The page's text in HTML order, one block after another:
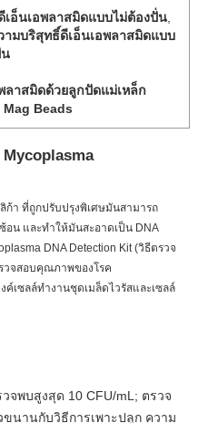
เอ็นเอพลาสมิดแบบไม่ต้องปั่น
ามบริสุทธิ์ดีเอ็นเอพลาสมิดแบบ
น
ลาสมิดด้วยลูกปัดแม่เหล็ก
Beads
ก้า ที่ถูกปรับปรุงพิเศษมันสามารถ
น และทําให้มันสะอาดเป็น DNA
DNA Detection Kit (วิธีตรวจ
วจสอบคุณภาพของโรค
ค์เซลล์ทํางานชุดเมล็ดไวรัสและเซลล์
จพบสูงสุด 10 CFU/mL; ตรวจ
นานกับวิธีการเพาะปลูก ความ